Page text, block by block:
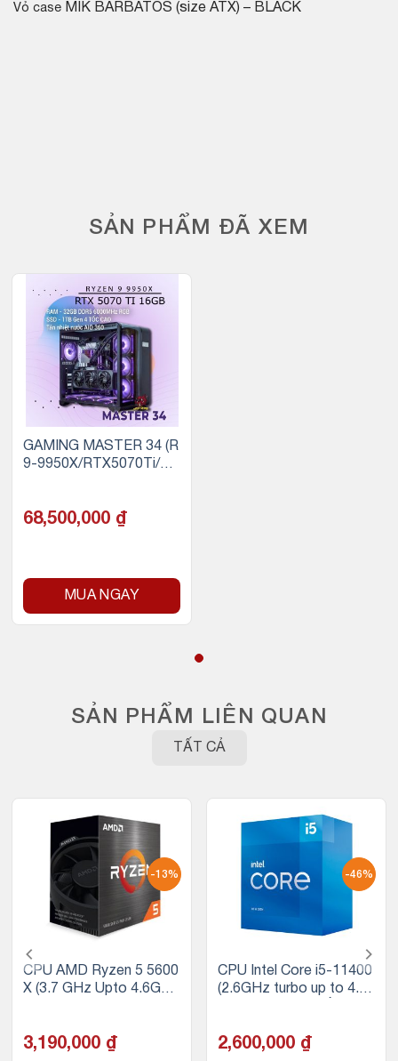
Vỏ case MIK BARBATOS (size ATX) – BLACK
SẢN PHẨM ĐÃ XEM
GAMING MASTER 34 (R
9-9950X/RTX5070Ti/32
68,500,000 ₫
MUA NGAY
SẢN PHẨM LIÊN QUAN
TẤT CẢ
-13%
CPU AMD Ryzen 5 5600
X (3.7 GHz Upto 4.6GHz
4)
3,190,000 ₫
-46%
CPU Intel Core i5-11400
(2.6GHz turbo up to 4.4
2,600,000 ₫